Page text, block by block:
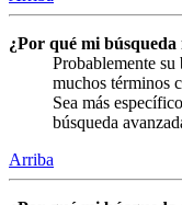
¿Por qué mi
Probablemente
muchos términos
Sea más
búsqueda
Arriba